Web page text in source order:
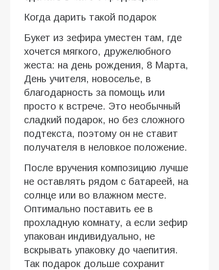
Когда дарить такой подарок
Букет из зефира уместен там, где
хочется мягкого, дружелюбного
жеста: на день рождения, 8 Марта,
День учителя, новоселье, в
благодарность за помощь или
просто к встрече. Это необычный
сладкий подарок, но без сложного
подтекста, поэтому он не ставит
получателя в неловкое положение.
После вручения композицию лучше
не оставлять рядом с батареей, на
солнце или во влажном месте.
Оптимально поставить ее в
прохладную комнату, а если зефир
упакован индивидуально, не
вскрывать упаковку до чаепития.
Так подарок дольше сохранит